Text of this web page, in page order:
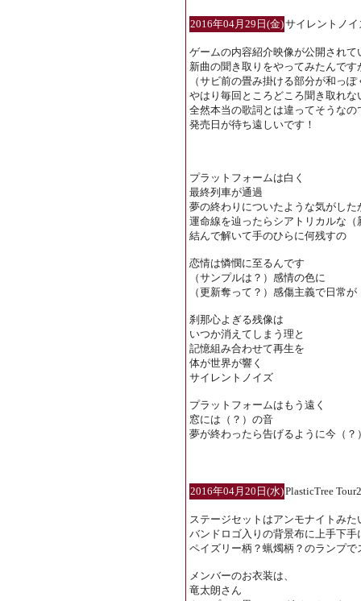
2016年04月29日(金)サイレントノ
ゲームの内容紹介映像が公開されて
新曲の聞き取りをやってみたんです
（サビ前の畳み掛ける部分が和っ
やはり毎回ところどころ聞き取れな
全然本当の歌詞とは違ってそうなの
発売日が待ち遠しいです！
プラットフォームは白く
最終列車が通過
夢の終わりについたような気がした
運命線を辿ったらシアトリカルな（
結んで解いて手のひらに何残すの
恋情は憐憫に至るんです
（サンプルは？）感情の色に
（更新奪って？）感傷主義で日常が
刹那心よぎる残像は
いつか消えてしまう理と
記憶組み合わせて再生を
体が世界が響く
サイレントノイズ
プラットフォームはもう遠く
窓には（？）の音
夢が終わったら告げるように今（？
2016年04月20日(水)PlasticTree
ステージセットはアンモナイトみた
バンドロゴ入りの背景布に上手下手
ペイズリー柄？蝋燭柄？のランプ
メンバーのお衣装は、
竜太朗さん